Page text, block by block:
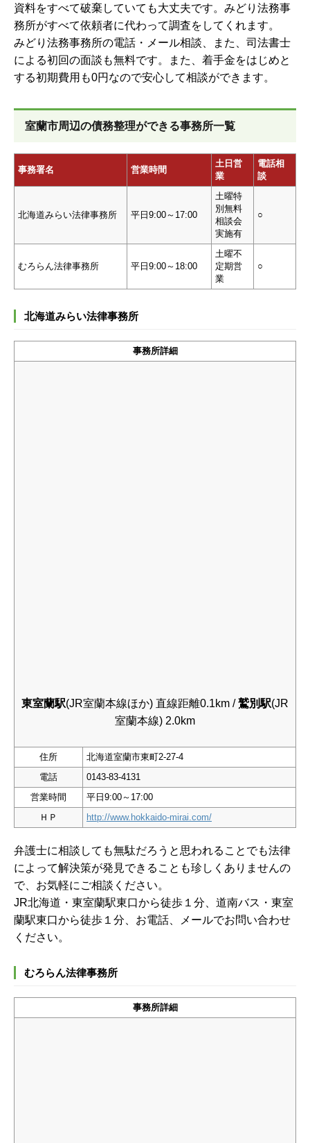
資料をすべて破棄していても大丈夫です。みどり法務事
務所がすべて依頼者に代わって調査をしてくれます。
みどり法務事務所の電話・メール相談、また、司法書士
による初回の面談も無料です。また、着手金をはじめと
する初期費用も0円なので安心して相談ができます。
室蘭市周辺の債務整理ができる事務所一覧
事務署名 営業時間
土日営
業
電話相
談
北海道みらい法律事務所 平日9:00～17:00
土曜特
別無料
相談会
実施有
○
むろらん法律事務所 平日9:00～18:00
土曜不
定期営
業
○
北海道みらい法律事務所
事務所詳細
東室蘭駅(JR室蘭本線ほか) 直線距離0.1km /鷲別駅(JR
室蘭本線) 2.0km
住所
北海道室蘭市東町2-27-4
電話
0143-83-4131
営業時間
平日9:00～17:00
ＨＰ
http://www.hokkaido-mirai.com/
弁護士に相談しても無駄だろうと思われることでも法律
によって解決策が発見できることも珍しくありませんの
で、お気軽にご相談ください。
JR北海道・東室蘭駅東口から徒歩１分、道南バス・東室
蘭駅東口から徒歩１分、お電話、メールでお問い合わせ
ください。
むろらん法律事務所
事務所詳細